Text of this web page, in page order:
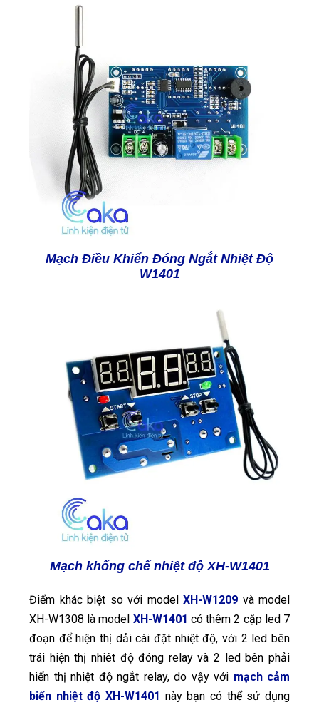
Mạch Điều Khiển Đóng Ngắt Nhiệt Độ
W1401
Mạch khống chế nhiệt độ XH-W1401
Điểm khác biệt so với model XH-W1209 và model
XH-W1308 là model XH-W1401 có thêm 2 cặp led 7
đoạn để hiện thị dải cài đặt nhiệt độ, với 2 led bên
trái hiện thị nhiêt độ đóng relay và 2 led bên phải
hiển thị nhiệt độ ngắt relay, do vậy với mạch cảm
biến nhiệt độ XH-W1401 này bạn có thể sử dụng